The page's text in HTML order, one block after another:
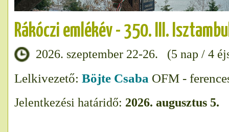
Rákóczi emlékév - 350. III.
2026. szeptember 22-26. (5 nap / 4
Lelkivezető: Böjte Csaba OFM -
Jelentkezési határidő: 2026. augusztus 5.